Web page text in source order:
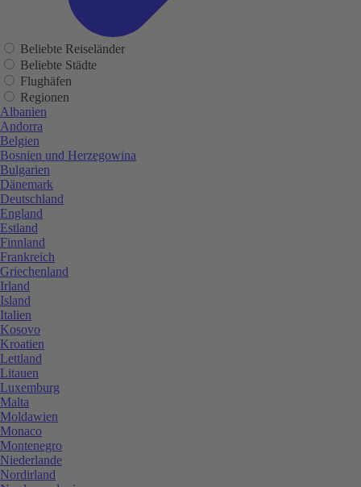
Beliebte Reiseländer
Beliebte Städte
Flughäfen
Regionen
Albanien
Andorra
Belgien
Bosnien und Herzegowina
Bulgarien
Dänemark
Deutschland
England
Estland
Finnland
Frankreich
Griechenland
Irland
Island
Italien
Kosovo
Kroatien
Lettland
Litauen
Luxemburg
Malta
Moldawien
Monaco
Montenegro
Niederlande
Nordirland